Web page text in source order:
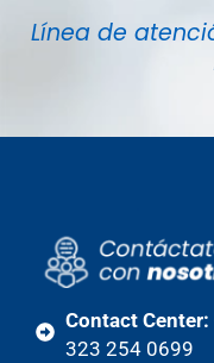
Línea de
Contact Center:
323 254 0699